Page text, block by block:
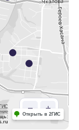
Открыть в 2ГИС